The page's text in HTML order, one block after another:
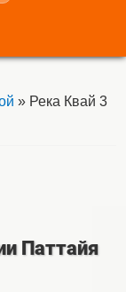
» Река Квай 3
Паттайя